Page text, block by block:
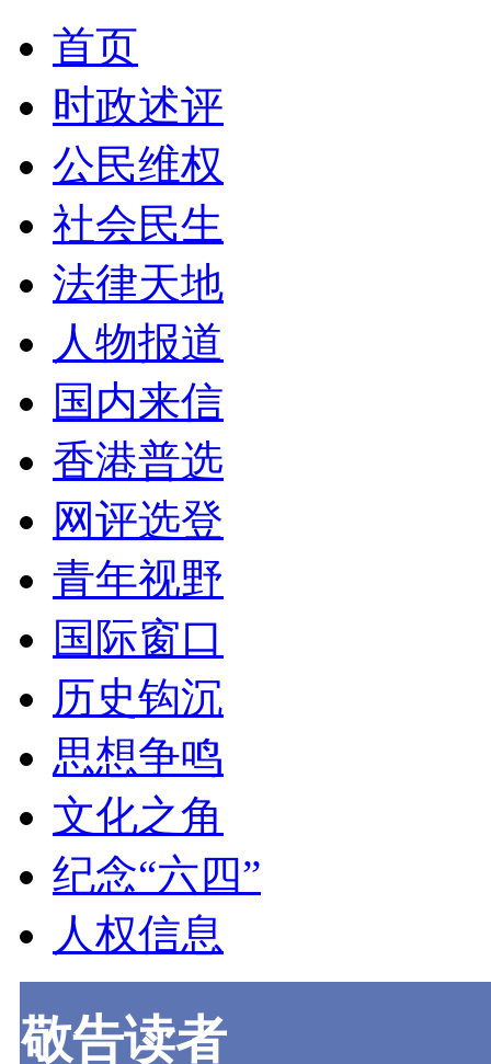
首页
时政述评
公民维权
社会民生
法律天地
人物报道
国内来信
香港普选
网评选登
青年视野
国际窗口
历史钩沉
思想争鸣
文化之角
纪念“六四”
人权信息
敬告读者